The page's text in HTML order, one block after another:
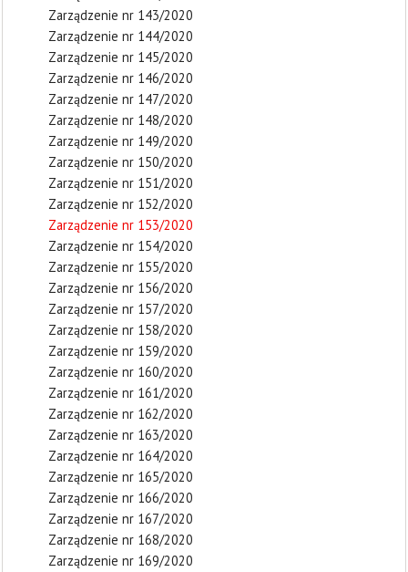
Zarządzenie nr 143/2020
Zarządzenie nr 144/2020
Zarządzenie nr 145/2020
Zarządzenie nr 146/2020
Zarządzenie nr 147/2020
Zarządzenie nr 148/2020
Zarządzenie nr 149/2020
Zarządzenie nr 150/2020
Zarządzenie nr 151/2020
Zarządzenie nr 152/2020
Zarządzenie nr 153/2020
Zarządzenie nr 154/2020
Zarządzenie nr 155/2020
Zarządzenie nr 156/2020
Zarządzenie nr 157/2020
Zarządzenie nr 158/2020
Zarządzenie nr 159/2020
Zarządzenie nr 160/2020
Zarządzenie nr 161/2020
Zarządzenie nr 162/2020
Zarządzenie nr 163/2020
Zarządzenie nr 164/2020
Zarządzenie nr 165/2020
Zarządzenie nr 166/2020
Zarządzenie nr 167/2020
Zarządzenie nr 168/2020
Zarządzenie nr 169/2020